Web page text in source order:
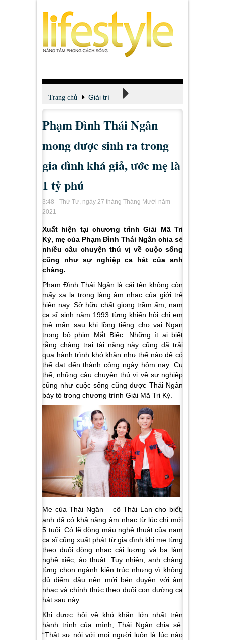
Trang chủ Giải trí
Xem - Nghe - Đọc
Phạm Đình Thái Ngân
mong được sinh ra trong
gia đình khá giả, ước mẹ là
1 tỷ phú
3:48 - Thứ Tư, ngày 27 tháng Tháng Mười năm
2021
Xuất hiện tại chương trình Giải Mã Tri
Kỷ, mẹ của Phạm Đình Thái Ngân chia sẻ
nhiều câu chuyện thú vị về cuộc sống
cũng như sự nghiệp ca hát của anh
chàng.
Phạm Đình Thái Ngân là cái tên không còn
mấy xa lạ trong làng âm nhạc của giới trẻ
hiện nay. Sở hữu chất giọng trầm ấm, nam
ca sĩ sinh năm 1993 từng khiến hội chị em
mê mẩn sau khi lồng tiếng cho vai Ngạn
trong bộ phim Mắt Biếc. Những ít ai biết
rằng chàng trai tài năng này cũng đã trải
qua hành trình khó khăn như thế nào để có
thể đạt đến thành công ngày hôm nay. Cụ
thể, những câu chuyện thú vị về sự nghiệp
cũng như cuộc sống cũng được Thái Ngân
bày tỏ trong chương trình Giải Mã Tri Kỷ.
Mẹ của Thái Ngân – cô Thái Lan cho biết,
anh đã có khả năng âm nhạc từ lúc chỉ mới
5 tuổi. Có lẽ dòng máu nghệ thuật của nam
ca sĩ cũng xuất phát từ gia đình khi mẹ từng
theo đuổi dòng nhạc cải lương và ba làm
nghề xiếc, ảo thuật. Tuy nhiên, anh chàng
từng chọn ngành kiến trúc nhưng vì không
đủ điểm đậu nên mới bén duyên với âm
nhạc và chính thức theo đuổi con đường ca
hát sau này.
Khi được hỏi về khó khăn lớn nhất trên
hành trình của mình, Thái Ngân chia sẻ:
“Thật sự nói với mọi người luôn là lúc nào